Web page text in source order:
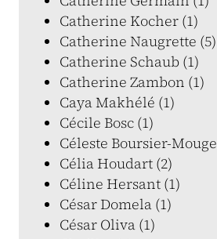
Catherine Kocher (1)
Catherine Naugrette (5)
Catherine Schaub (1)
Catherine Zambon (1)
Caya Makhélé (1)
Cécile Bosc (1)
Céleste Boursier-
Célia Houdart (2)
Céline Hersant (1)
César Domela (1)
César Oliva (1)